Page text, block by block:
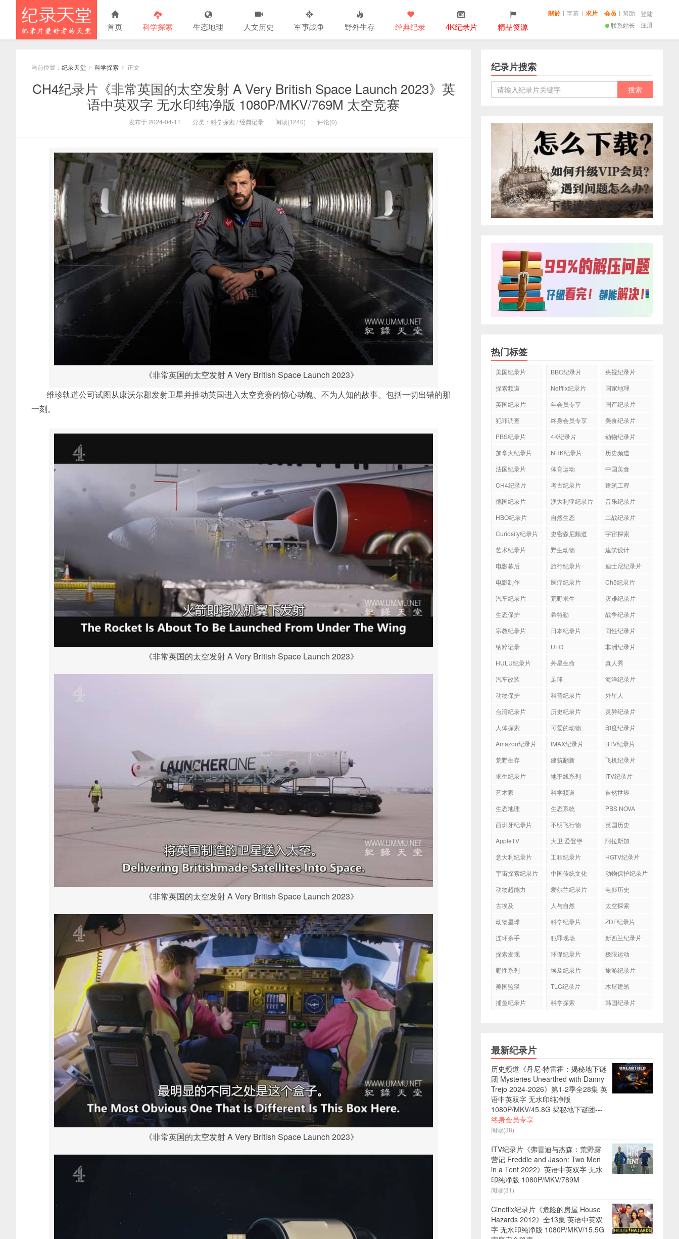
首页 科学探索 生态地理 人文历史 军事战争 野外生存 经典纪录 4K纪录片 精品资源 联系站长
關於 | 字幕 | 求片 | 会员 | 幫助
登陆
注册
当前位置： 纪录天堂 > 科学探索 > 正文
CH4纪录片《非常英国的太空发射 A Very British Space Launch 2023》英
语中英双字 无水印纯净版 1080P/MKV/769M 太空竞赛
发布于 2024-04-11 分类： 科学探索/经典记录 阅读(1240) 评论(0)
《非常英国的太空发射 A Very British Space Launch 2023》
维珍轨道公司试图从康沃尔郡发射卫星并推动英国进入太空竞赛的惊心动魄、不为人知的故事。包括一切出错的那
一刻。
《非常英国的太空发射 A Very British Space Launch 2023》
《非常英国的太空发射 A Very British Space Launch 2023》
《非常英国的太空发射 A Very British Space Launch 2023》
纪录片搜索
热门标签
美国纪录片 BBC纪录片
央视纪录片
探索频道
Netflix纪录片
国家地理
英国纪录片
年会员专享
国产纪录片
犯罪调查
终身会员专享
美食纪录片
PBS纪录片
4K纪录片
动物纪录片
加拿大纪录片
NHK纪录片
历史频道
法国纪录片
体育运动
中国美食
CH4纪录片
考古纪录片
建筑工程
德国纪录片
澳大利亚纪录片
音乐纪录片
HBO纪录片
自然生态
二战纪录片
Curiosity纪录片
史密森尼频道
宇宙探索
艺术纪录片
野生动物
建筑设计
电影幕后
旅行纪录片
迪士尼纪录片
电影制作
医疗纪录片
Ch5纪录片
汽车纪录片
荒野求生
灾难纪录片
生态保护
希特勒
战争纪录片
宗教纪录片
日本纪录片
同性纪录片
纳粹记录
UFO
非洲纪录片
HULU纪录片
外星生命
真人秀
汽车改装
足球
海洋纪录片
动物保护
科普纪录片
外星人
台湾纪录片
历史纪录片
灵异纪录片
人体探索
可爱的动物
印度纪录片
Amazon纪录片
IMAX纪录片
BTV纪录片
荒野生存
建筑翻新
飞机纪录片
求生纪录片
地平线系列
ITV纪录片
艺术家
科学频道
自然世界
生态地理
生态系统
PBS NOVA
西班牙纪录片
不明飞行物
英国历史
AppleTV
大卫·爱登堡
阿拉斯加
意大利纪录片
工程纪录片
HGTV纪录片
宇宙探索纪录片
中国传统文化
动物保护纪录片
动物超能力
爱尔兰纪录片
电影历史
古埃及
人与自然
太空探索
动物星球
科学纪录片
ZDF纪录片
连环杀手
犯罪现场
新西兰纪录片
探索发现
环保纪录片
极限运动
野性系列
埃及纪录片
旅游纪录片
美国监狱
TLC纪录片
木屋建筑
捕鱼纪录片
科学探索 韩国纪录片
最新纪录片
历史频道《丹尼·特雷霍：揭秘地下谜
团 Mysteries Unearthed with Danny
Trejo 2024-2026》第1-2季全28集 英
语中英双字 无水印纯净版
1080P/MKV/45.8G 揭秘地下谜团---
终身会员专享
阅读(38)
ITV纪录片《弗雷迪与杰森：荒野露
营记 Freddie and Jason: Two Men
in a Tent 2022》英语中英双字 无水
印纯净版 1080P/MKV/789M
阅读(31)
Cineflix纪录片《危险的房屋 House
Hazards 2012》全13集 英语中英双
字 无水印纯净版 1080P/MKV/15.5G